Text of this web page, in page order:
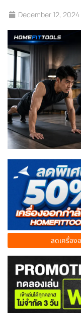
December 12, 2024
ลดเครื่อง